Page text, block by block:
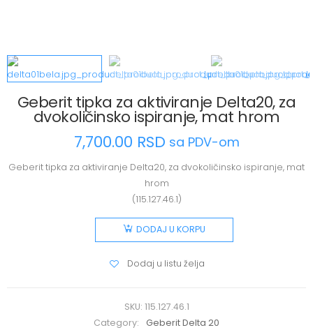
Geberit tipka za aktiviranje Delta20, za
dvokoličinsko ispiranje, mat hrom
7,700.00 RSD sa PDV-om
Geberit tipka za aktiviranje Delta20, za dvokoličinsko ispiranje, mat
hrom
(115.127.46.1)
DODAJ U KORPU
Dodaj u listu želja
SKU: 115.127.46.1
Category:
Geberit Delta 20